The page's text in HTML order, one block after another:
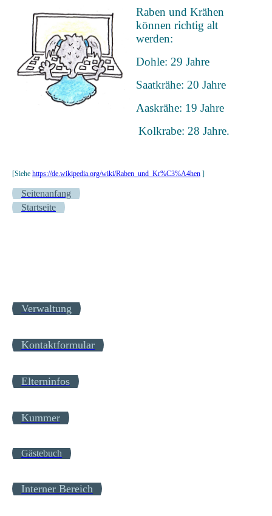
Raben und Krähen
können richtig alt
werden:
Dohle: 29 Jahre
Saatkrähe: 20 Jahre
Aaskrähe: 19 Jahre
Kolkrabe: 28 Jahre.
[Siehe https://de.wikipedia.org/wiki/Raben_und_Kr%C3%A4hen ]
Seitenanfang
Startseite
Verwaltung
Kontaktformular
Elterninfos
Kummer
Gästebuch
Interner Bereich